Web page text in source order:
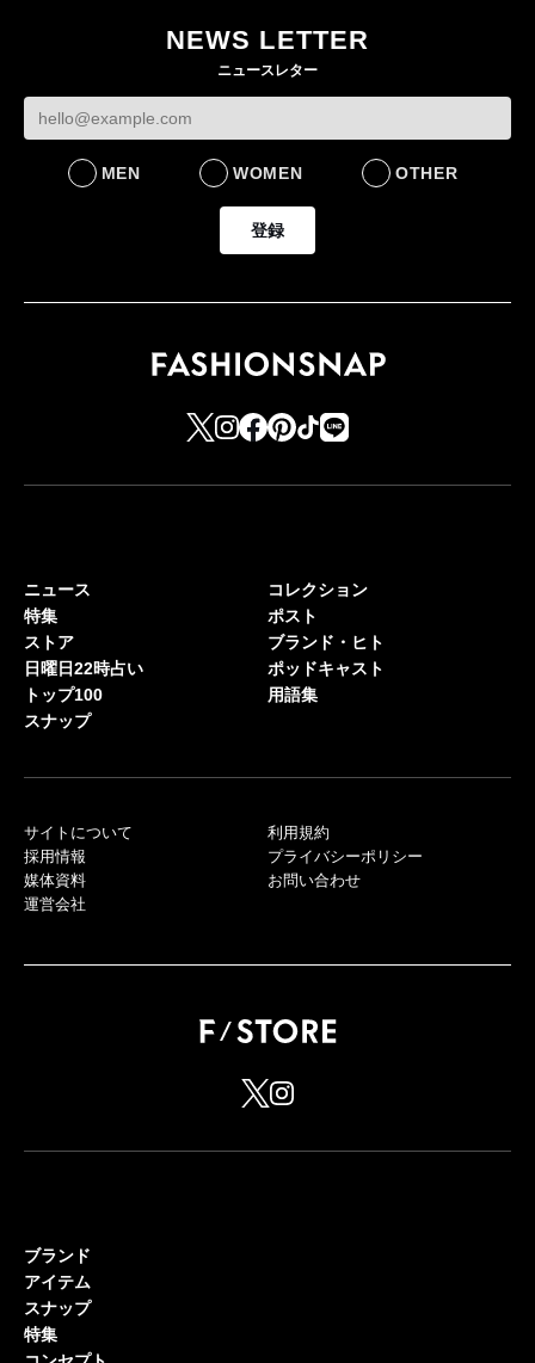
LIFESTYLE
社長 「のんびりした
ら先はない」“前進”す
BUSINESS
BUSINESS
NEWS LETTER
ニュースレター
MEN WOMEN OTHER
登録
ニュース
特集
ストア
日曜日22時占い
トップ100
スナップ
コレクション
ポスト
ブランド・ヒト
ポッドキャスト
用語集
サイトについて
採用情報
媒体資料
運営会社
利用規約
プライバシーポリシー
お問い合わせ
ブランド
アイテム
スナップ
特集